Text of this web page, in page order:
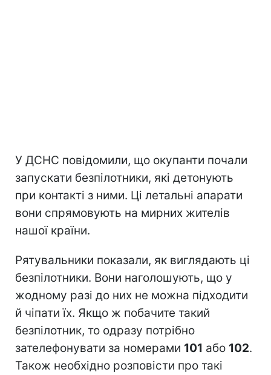
У ДСНС повідомили, що окупанти почали
запускати безпілотники, які детонують
при контакті з ними. Ці летальні апарати
вони спрямовують на мирних жителів
нашої країни.
Рятувальники показали, як виглядають ці
безпілотники. Вони наголошують, що у
жодному разі до них не можна підходити
й чіпати їх. Якщо ж побачите такий
безпілотник, то одразу потрібно
зателефонувати за номерами 101 або 102.
Також необхідно розповісти про такі